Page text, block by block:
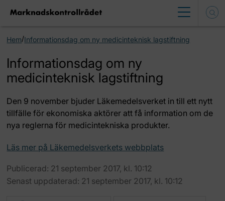
Hem/Informationsdag om ny medicinteknisk lagstiftning
Informationsdag om ny
medicinteknisk lagstiftning
Den 9 november bjuder Läkemedelsverket in till ett nytt
tillfälle för ekonomiska aktörer att få information om de
nya reglerna för medicintekniska produkter.
Läs mer på Läkemedelsverkets webbplats
Publicerad: 21 september 2017, kl. 10:12
Senast uppdaterad: 21 september 2017, kl. 10:12